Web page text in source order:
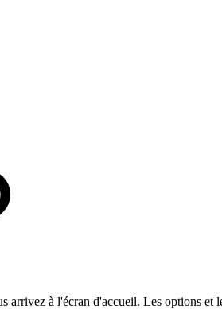
arrivez à l'écran d'accueil. Les options